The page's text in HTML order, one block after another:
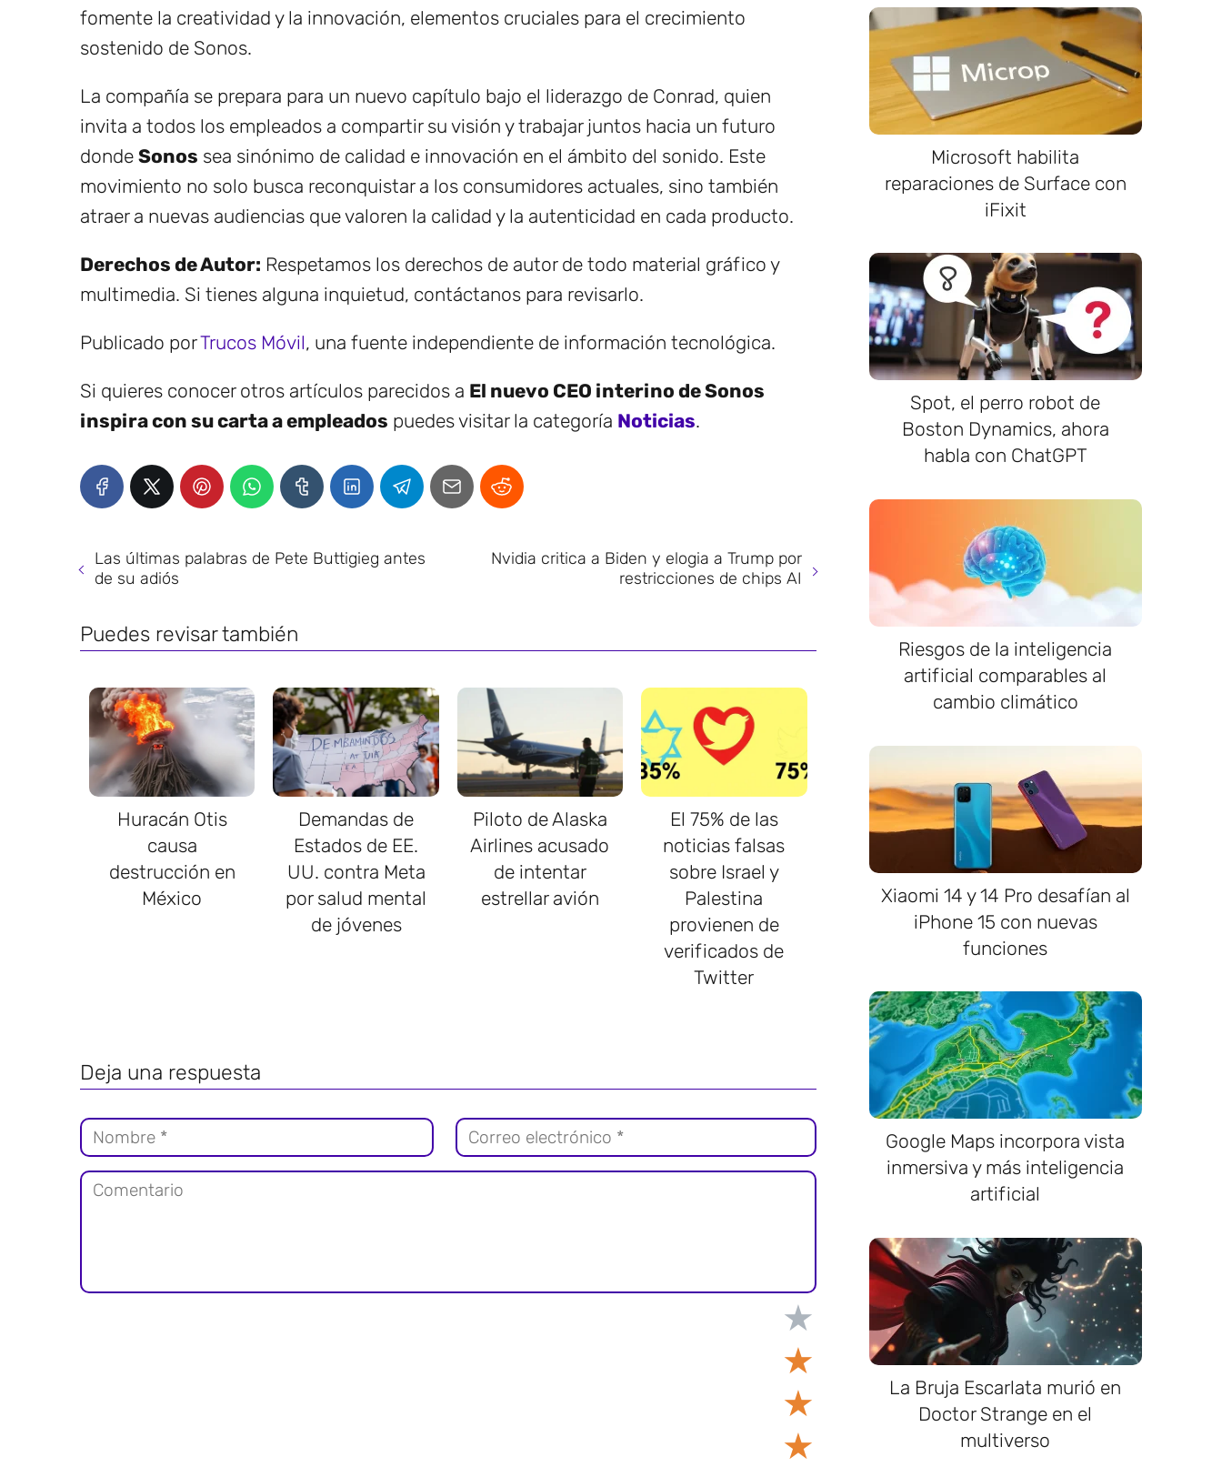
fomente la creatividad y la innovación, elementos cruciales para el crecimiento
sostenido de Sonos.
La compañía se prepara para un nuevo capítulo bajo el liderazgo de Conrad, quien
invita a todos los empleados a compartir su visión y trabajar juntos hacia un futuro
donde Sonos sea sinónimo de calidad e innovación en el ámbito del sonido. Este
movimiento no solo busca reconquistar a los consumidores actuales, sino también
atraer a nuevas audiencias que valoren la calidad y la autenticidad en cada producto.
Derechos de Autor: Respetamos los derechos de autor de todo material gráfico y
multimedia. Si tienes alguna inquietud, contáctanos para revisarlo.
Publicado porTrucos Móvil, una fuente independiente de información tecnológica.
Si quieres conocer otros artículos parecidos a El nuevo CEO interino de Sonos
inspira con su carta a empleados puedes visitar la categoría Noticias.
Las últimas palabras de Pete Buttigieg antes
de su adiós
Nvidia critica a Biden y elogia a Trump por
restricciones de chips AI
Puedes revisar también
Huracán Otis
causa
destrucción en
México
Demandas de
Estados de EE.
UU. contra Meta
por salud mental
de jóvenes
Piloto de Alaska
Airlines acusado
de intentar
estrellar avión
El 75% de las
noticias falsas
sobre Israel y
Palestina
provienen de
verificados de
Twitter
Deja una respuesta
★
★
★
★
Microsoft habilita
reparaciones de Surface con
iFixit
Spot, el perro robot de
Boston Dynamics, ahora
habla con ChatGPT
Riesgos de la inteligencia
artificial comparables al
cambio climático
Xiaomi 14 y 14 Pro desafían al
iPhone 15 con nuevas
funciones
Google Maps incorpora vista
inmersiva y más inteligencia
artificial
La Bruja Escarlata murió en
Doctor Strange en el
multiverso